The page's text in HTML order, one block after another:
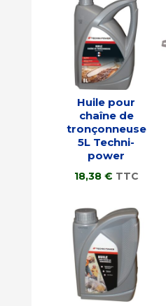
Huile pour
chaîne de
tronçonneuse
5L Techni-
power
18,38 € TTC